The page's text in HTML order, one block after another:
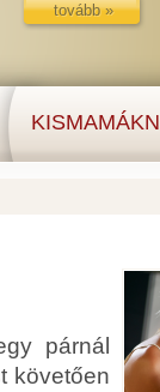
tovább »
párnál
követően